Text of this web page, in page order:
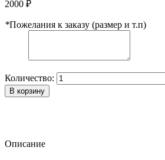
2000 ₽
*Пожелания к заказу (размер и т.п)
Количество:
В корзину
Описание